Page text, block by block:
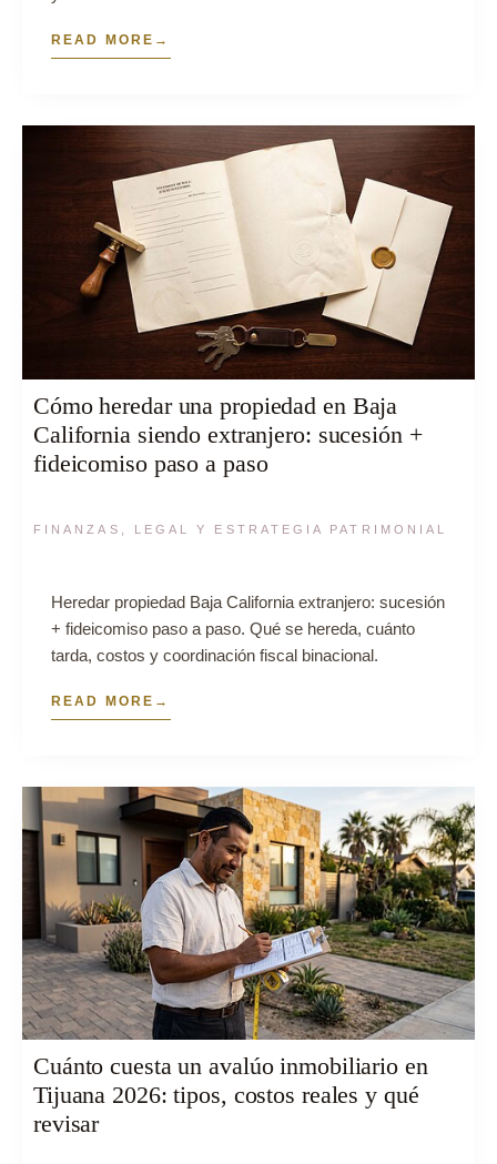
READ MORE
Cómo heredar una propiedad en Baja
California siendo extranjero: sucesión +
fideicomiso paso a paso
FINANZAS, LEGAL Y ESTRATEGIA PATRIMONIAL
Heredar propiedad Baja California extranjero: sucesión
+ fideicomiso paso a paso. Qué se hereda, cuánto
tarda, costos y coordinación fiscal binacional.
READ MORE
Cuánto cuesta un avalúo inmobiliario en
Tijuana 2026: tipos, costos reales y qué
revisar